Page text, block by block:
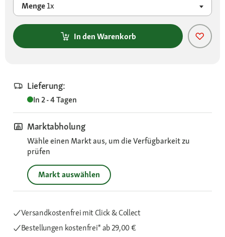
Menge1x
In den Warenkorb
Lieferung:
In 2 - 4 Tagen
Marktabholung
Wähle einen Markt aus, um die Verfügbarkeit zu
prüfen
Markt auswählen
Versandkostenfrei mit Click & Collect
Bestellungen kostenfrei*ab 29,00 €